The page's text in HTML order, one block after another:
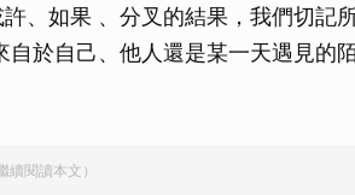
、如果 、分叉的結果，我們切記
於自己、他人還是某一天遇見的
續閱讀本文）